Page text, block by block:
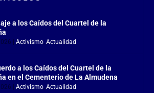
a los Caídos del Cuartel de la
|Activismo,Actualidad
a los Caídos del Cuartel de la
en el Cementerio de La Almudena
|Activismo,Actualidad